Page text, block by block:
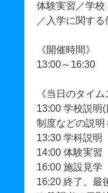
体験実習／学校
／入学に関す
《開催時間》
13:00～16:30
《当日のタイ
13:00 学校説明
制度などの説明
13:30 学科説明
14:00 体験実習
16:00 施設見学
16:20 終了、最